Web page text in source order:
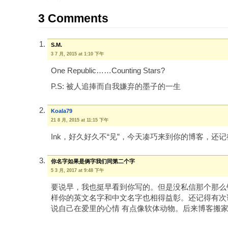
3 Comments
S.M.
3 7 月, 2015 at 1:10 下午
One Republic……Counting Stars?
P.S: 被人追捧而自我嫌弃的墨子的一生
Koala79
21 8 月, 2015 at 11:15 下午
Ink，好久好久不“见”，今天凑巧来到你的博客，还
你名字如果是俩字我们同第二个字
5 3 月, 2017 at 9:48 下午
要说早，我也挺早看到你写的。但是没私信那个那
样你的英文名字和中文名字也相得益彰。还记得有
说自己在爱里的心情 有点像软体动物。后来博客搬